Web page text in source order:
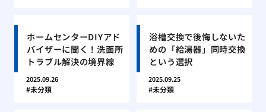
ホームセンターDIYアド
バイザーに聞く！洗面所
トラブル解決の境界線
2025.09.26
未分類
浴槽交換で後悔しないた
めの「給湯器」同時交換
という選択
2025.09.25
未分類